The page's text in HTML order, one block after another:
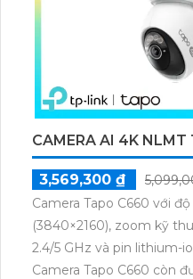
CAMERA AI 4K
3,569,300 ₫
Camera Tapo C660 với
(3840×2160), zoom kỹ
2.4/5 GHz và pin lithium-
Camera Tapo C660 còn